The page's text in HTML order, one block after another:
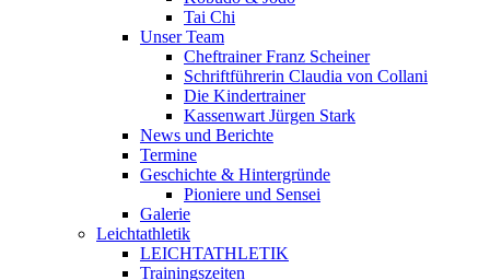
Tai Chi
Unser Team
Cheftrainer Franz Scheiner
Schriftführerin Claudia von Collani
Die Kindertrainer
Kassenwart Jürgen Stark
News und Berichte
Termine
Geschichte & Hintergründe
Pioniere und Sensei
Galerie
Leichtathletik
LEICHTATHLETIK
Trainingszeiten